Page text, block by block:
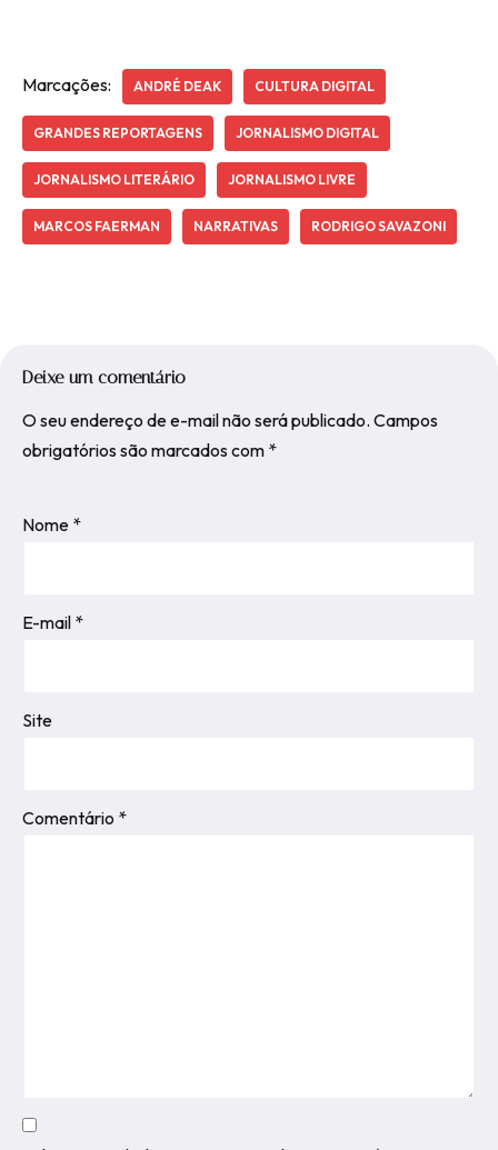
Marcações: ANDRÉ DEAK CULTURA DIGITAL
GRANDES REPORTAGENS JORNALISMO DIGITAL
JORNALISMO LITERÁRIO JORNALISMO LIVRE
MARCOS FAERMAN NARRATIVAS RODRIGO SAVAZONI
Deixe um comentário
O seu endereço de e-mail não será publicado. Campos
obrigatórios são marcados com *
Nome *
E-mail *
Site
Comentário *